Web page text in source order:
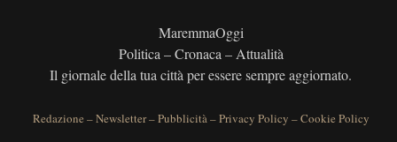
MaremmaOggi
Politica – Cronaca – Attualità
Il giornale della tua città per essere sempre aggiornato.
Redazione –Newsletter–Pubblicità–Privacy Policy –Cookie Policy